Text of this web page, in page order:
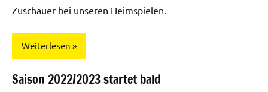
Zuschauer bei unseren Heimspielen.
Weiterlesen
Mannschaften
Saison 2022/2023 startet bald